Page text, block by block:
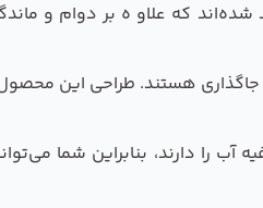
که علاو ه بر دوام و
هستند. طراحی این
را دارند، بنابراین شما